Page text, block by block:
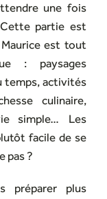
une fois
Cette partie est
est tout
: paysages
temps, activités
culinaire,
simple… Les
facile de se
pas ?
préparer plus